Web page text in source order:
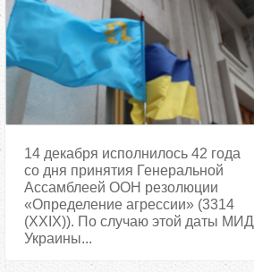
14 декабря исполнилось 42 года
со дня принятия Генеральной
Ассамблеей ООН резолюции
«Определение агрессии» (3314
(XXIX)). По случаю этой даты МИД
Украины...